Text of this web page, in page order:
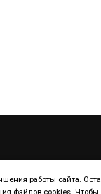
работы сайта.